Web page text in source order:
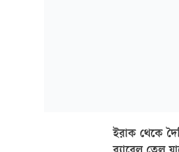
ইরাক থেকে